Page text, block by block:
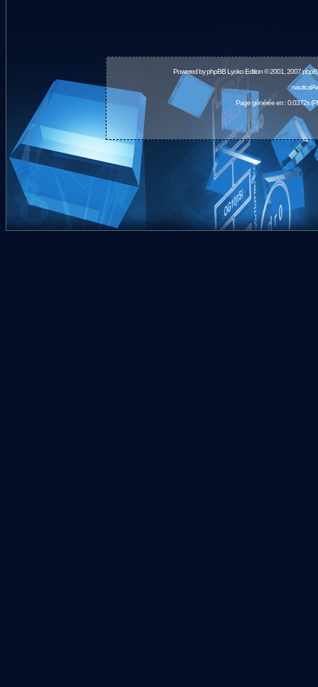
Powered byphpBBLyoko Edition © 2001, 2007
Page générée en : 0.0372s